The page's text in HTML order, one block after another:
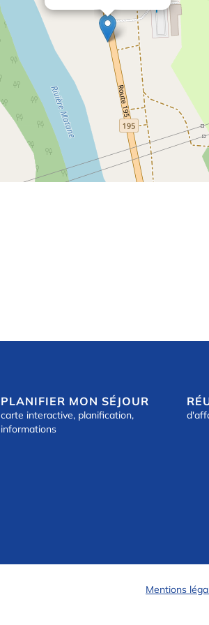
PLANIFIER MON SÉJOUR
carte interactive, planification,
informations
Mentions